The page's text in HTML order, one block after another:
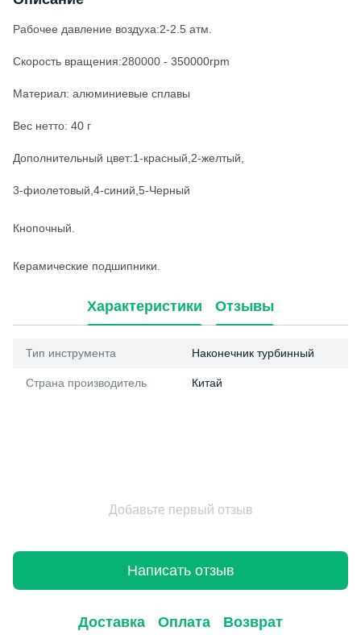
Рабочее давление воздуха:2-2.5 атм.
Скорость вращения:280000 - 350000rpm
Материал: алюминиевые сплавы
Вес нетто: 40 г
Дополнительный цвет:1-красный ,2-желтый,
3-фиолетовый ,4-синий ,5-Черный
Кнопочный.
Керамические подшипники.
Характеристики Отзывы
Тип инструмента Наконечник турбинный
Страна производитель Китай
Добавьте первый отзыв
Написать отзыв
Доставка Оплата Возврат